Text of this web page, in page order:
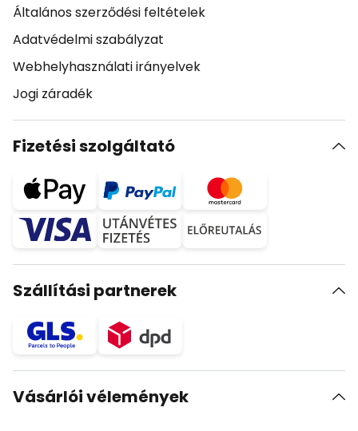
Általános szerződési feltételek
Adatvédelmi szabályzat
Webhelyhasználati irányelvek
Jogi záradék
Fizetési szolgáltató
Szállítási partnerek
Vásárlói vélemények